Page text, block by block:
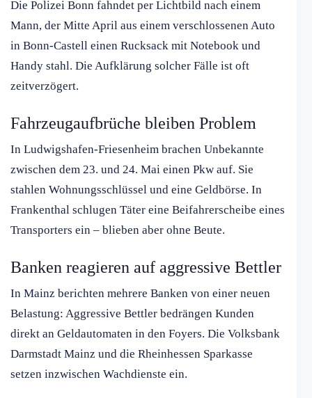
Die Polizei Bonn fahndet per Lichtbild nach einem
Mann, der Mitte April aus einem verschlossenen Auto
in Bonn-Castell einen Rucksack mit Notebook und
Handy stahl. Die Aufklärung solcher Fälle ist oft
zeitverzögert.
Fahrzeugaufbrüche bleiben Problem
In Ludwigshafen-Friesenheim brachen Unbekannte
zwischen dem 23. und 24. Mai einen Pkw auf. Sie
stahlen Wohnungsschlüssel und eine Geldbörse. In
Frankenthal schlugen Täter eine Beifahrerscheibe eines
Transporters ein – blieben aber ohne Beute.
Banken reagieren auf aggressive Bettler
In Mainz berichten mehrere Banken von einer neuen
Belastung: Aggressive Bettler bedrängen Kunden
direkt an Geldautomaten in den Foyers. Die Volksbank
Darmstadt Mainz und die Rheinhessen Sparkasse
setzen inzwischen Wachdienste ein.